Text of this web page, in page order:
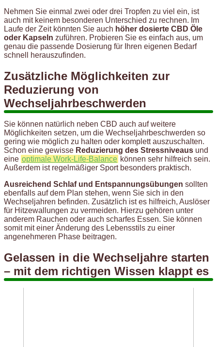
Nehmen Sie einmal zwei oder drei Tropfen zu viel ein, ist
auch mit keinem besonderen Unterschied zu rechnen. Im
Laufe der Zeit könnten Sie auch höher dosierte CBD Öle
oder Kapseln zuführen. Probieren Sie es einfach aus, um
genau die passende Dosierung für Ihren eigenen Bedarf
schnell herauszufinden.
Zusätzliche Möglichkeiten zur
Reduzierung von
Wechseljahrbeschwerden
Sie können natürlich neben CBD auch auf weitere
Möglichkeiten setzen, um die Wechseljahrbeschwerden so
gering wie möglich zu halten oder komplett auszuschalten.
Schon eine gewisse Reduzierung des Stressniveaus und
eine optimale Work-Life-Balance können sehr hilfreich sein.
Außerdem ist regelmäßiger Sport besonders praktisch.
Ausreichend Schlaf und Entspannungsübungen sollten
ebenfalls auf dem Plan stehen, wenn Sie sich in den
Wechseljahren befinden. Zusätzlich ist es hilfreich, Auslöser
für Hitzewallungen zu vermeiden. Hierzu gehören unter
anderem Rauchen oder auch scharfes Essen. Sie können
somit mit einer Änderung des Lebensstils zu einer
angenehmeren Phase beitragen.
Gelassen in die Wechseljahre starten
– mit dem richtigen Wissen klappt es